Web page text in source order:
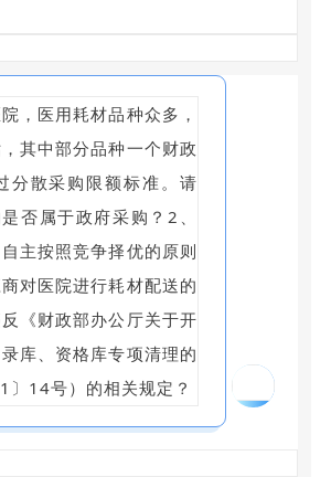
，医用耗材品种众多，
其中部分品种一个财政
分散采购限额标准。请
否属于政府采购？2、
主按照竞争择优的原则
对医院进行耗材配送的
《财政部办公厅关于开
库、资格库专项清理的
14号）的相关规定？